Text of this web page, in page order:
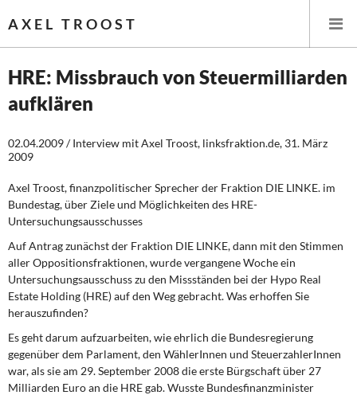
AXEL TROOST
Startseite
Themen
Leitlinien linker Wirtschafts- und Finanzpolitik
Wirtschaftspolitik
Steuer- und Finanzpolitik
Öffentliche Infrastruktur und Daseinsvorsorge
DIE LINKE
HRE: Missbrauch von Steuermilliarden
aufklären
02.04.2009 / Interview mit Axel Troost, linksfraktion.de, 31. März
2009
Axel Troost, finanzpolitischer Sprecher der Fraktion DIE LINKE. im
Bundestag, über Ziele und Möglichkeiten des HRE-
Untersuchungsausschusses
Auf Antrag zunächst der Fraktion DIE LINKE, dann mit den Stimmen
aller Oppositionsfraktionen, wurde vergangene Woche ein
Untersuchungsausschuss zu den Missständen bei der Hypo Real
Estate Holding (HRE) auf den Weg gebracht. Was erhoffen Sie
herauszufinden?
Es geht darum aufzuarbeiten, wie ehrlich die Bundesregierung
gegenüber dem Parlament, den WählerInnen und SteuerzahlerInnen
war, als sie am 29. September 2008 die erste Bürgschaft über 27
Milliarden Euro an die HRE gab. Wusste Bundesfinanzminister